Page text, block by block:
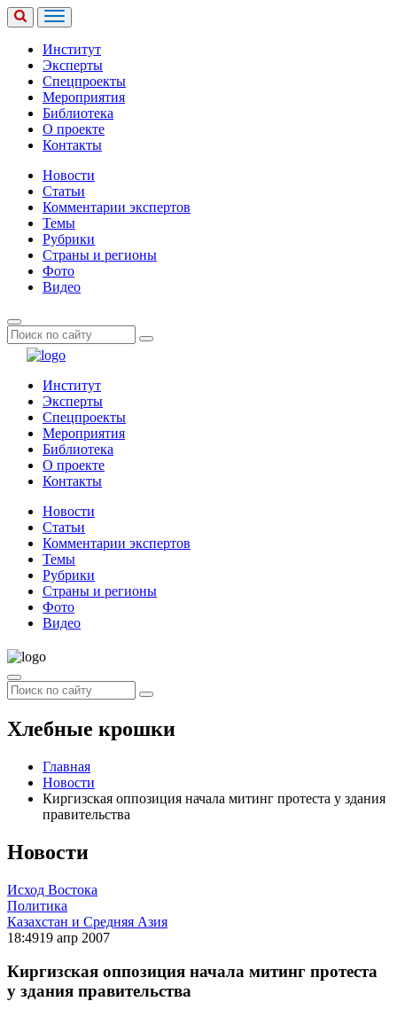
Институт
Эксперты
Спецпроекты
Мероприятия
Библиотека
О проекте
Контакты
Новости
Статьи
Комментарии экспертов
Темы
Рубрики
Страны и регионы
Фото
Видео
Институт
Эксперты
Спецпроекты
Мероприятия
Библиотека
О проекте
Контакты
Новости
Статьи
Комментарии экспертов
Темы
Рубрики
Страны и регионы
Фото
Видео
Хлебные крошки
Главная
Новости
Киргизская оппозиция начала митинг протеста у здания
правительства
Новости
Исход Востока
Политика
Казахстан и Средняя Азия
18:4919 апр 2007
Киргизская оппозиция начала митинг протеста
у здания правительства